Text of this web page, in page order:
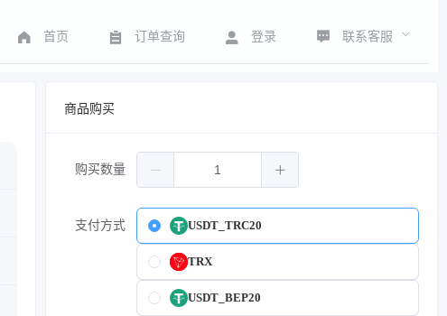
首页 订单查询 登录 联系客服
商品购买
购买数量
支付方式 USDT_TRC20
TRX
USDT_BEP20